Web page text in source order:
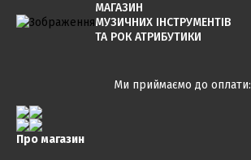
МАГАЗИН
МУЗИЧНИХ ІНСТРУМЕНТІВ
ТА РОК АТРИБУТИКИ
Ми приймаємо до оплати:
Про магазин